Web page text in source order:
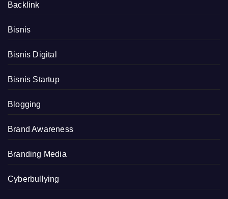
Backlink
Bisnis
Bisnis Digital
Bisnis Startup
Blogging
Brand Awareness
Branding Media
Cyberbullying